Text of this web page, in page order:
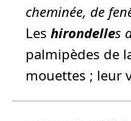
cheminée, de
Les hirondelles
palmipèdes de
mouettes ; leur